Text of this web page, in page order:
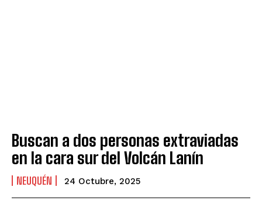
Buscan a dos personas extraviadas
en la cara sur del Volcán Lanín
NEUQUÉN 24 Octubre, 2025